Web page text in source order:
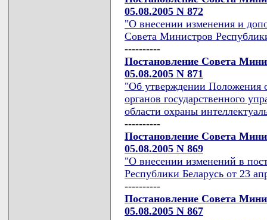
05.08.2005 N 872
"О внесении изменения и
Совета Министров
----------
Постановление Совета
05.08.2005 N 871
"Об утверждении Положения
органов государственного
области охраны
----------
Постановление Совета
05.08.2005 N 869
"О внесении изменений в
Республики Беларусь от 23
----------
Постановление Совета
05.08.2005 N 867